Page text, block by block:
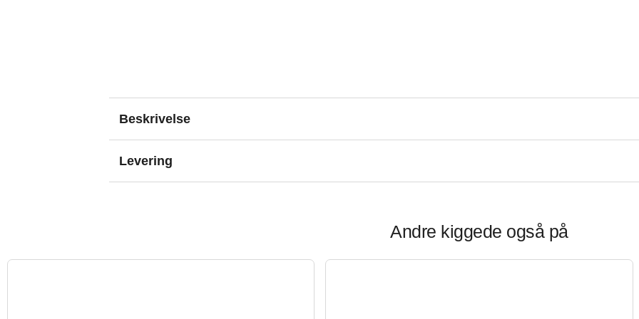
Beskrivelse
Levering
Andre kiggede også på